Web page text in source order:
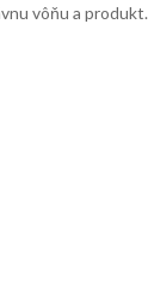
vôňu a produkt.